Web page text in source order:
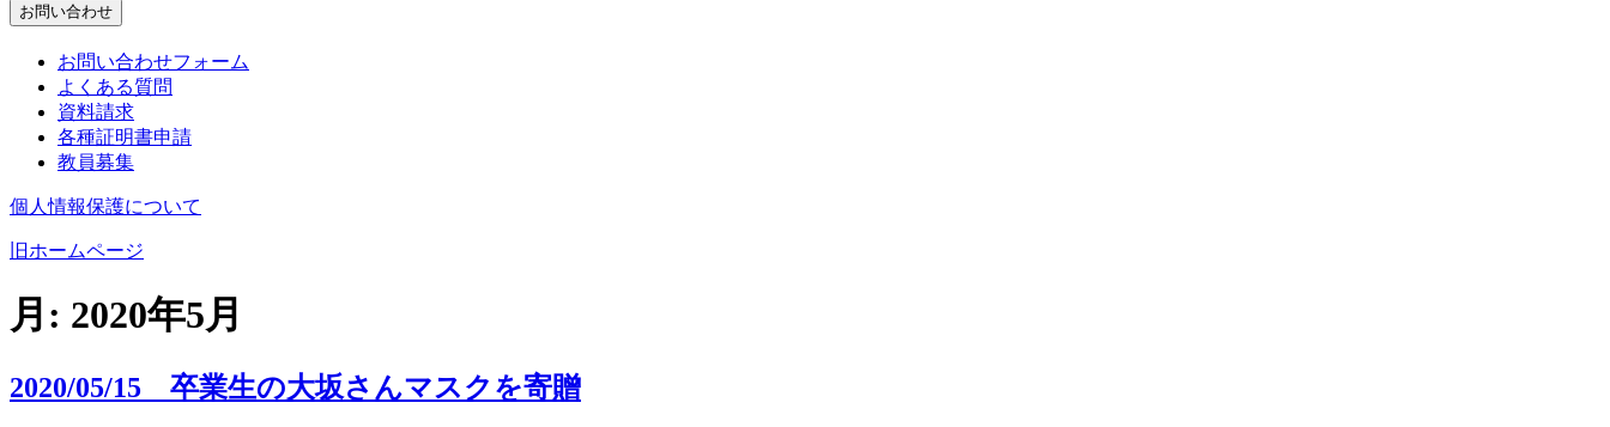
お問い合わせ
お問い合わせフォーム
よくある質問
資料請求
各種証明書申請
教員募集
個人情報保護について
旧ホームページ
月: 2020年5月
2020/05/15 卒業生の大坂さんマスクを寄贈